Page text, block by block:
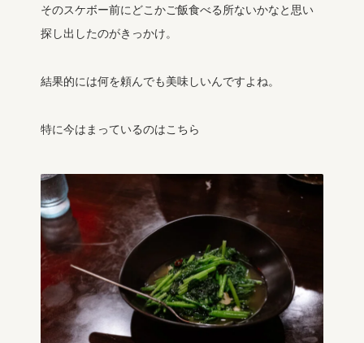
そのスケボー前にどこかご飯食べる所ないかなと思い
探し出したのがきっかけ。
結果的には何を頼んでも美味しいんですよね。
特に今はまっているのはこちら